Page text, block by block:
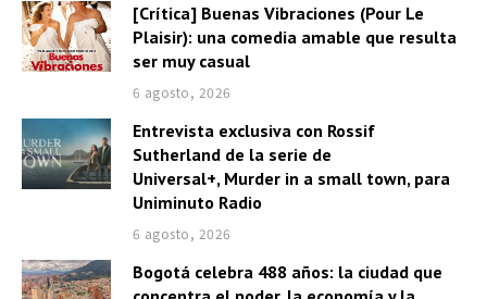
[Crítica] Buenas Vibraciones (Pour Le
Plaisir): una comedia amable que resulta
ser muy casual
6 agosto, 2026
Entrevista exclusiva con Rossif
Sutherland de la serie de
Universal+, Murder in a small town, para
Uniminuto Radio
6 agosto, 2026
Bogotá celebra 488 años: la ciudad que